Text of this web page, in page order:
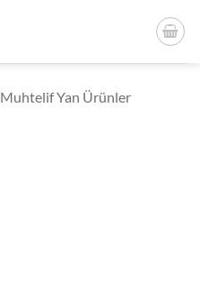
Muhtelif Yan Ürünler